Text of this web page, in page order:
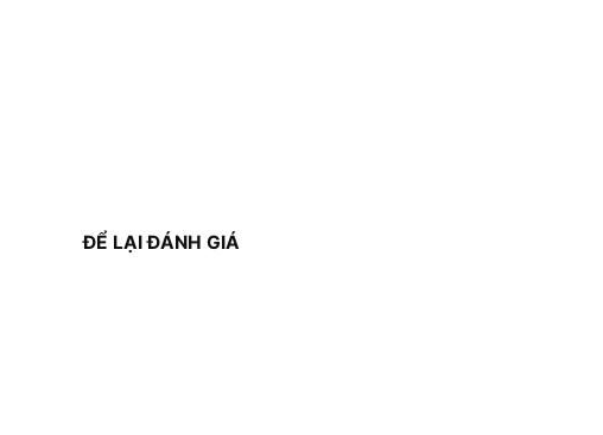
ĐỂ LẠI ĐÁNH GIÁ